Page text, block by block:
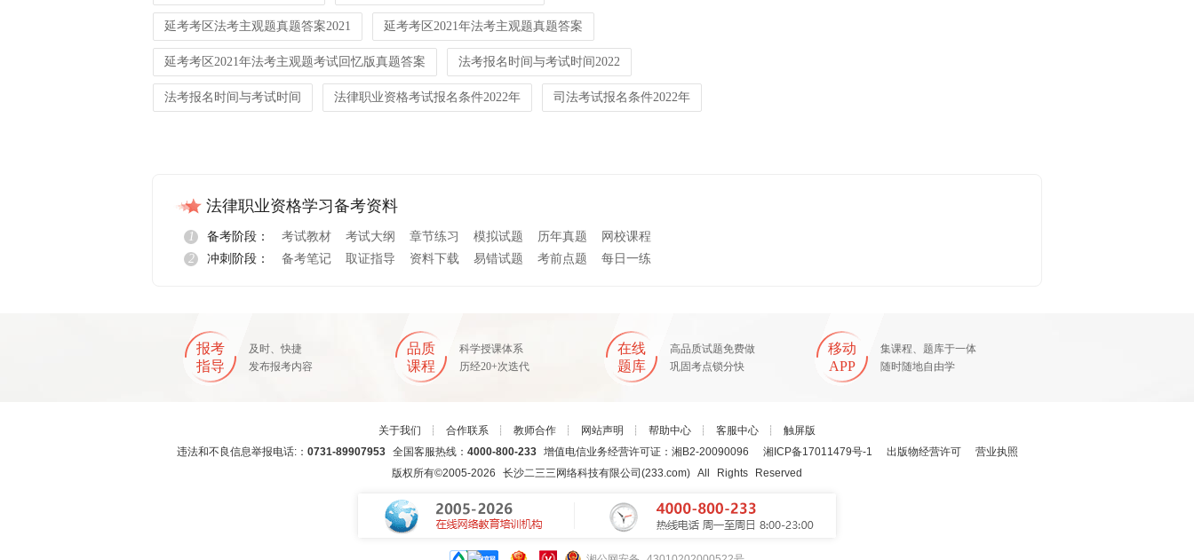
延考考区法考主观题真题答案2021 延考考区2021年法考主观题真题答案
延考考区2021年法考主观题考试回忆版真题答案 法考报名时间与考试时间2022
法考报名时间与考试时间 法律职业资格考试报名条件2022年 司法考试报名条件2022年
法律职业资格学习备考资料
1 备考阶段： 考试教材 考试大纲 章节练习 模拟试题 历年真题
网校课程
2
冲刺阶段： 备考笔记 取证指导 资料下载 易错试题 考前点题 每日一练
报考
指导
及时、快捷
发布报考内容
品质
课程
科学授课体系
历经20+次迭代
在线
题库
高品质试题免费做
巩固考点锁分快
移动
APP
集课程、题库于一体
随时随地自由学
关于我们 ┊ 合作联系 ┊ 教师合作 ┊ 网站声明 ┊ 帮助中心 ┊ 客服中心 ┊ 触屏版
违法和不良信息举报电话:： 0731-89907953全国客服热线： 4000-800-233增值电信业务经营许可证：湘B2-20090096 湘ICP备17011479号-1 出版物经营许可
营业执照
版权所有©2005-2026 长沙二三三网络科技有限公司(233.com) All Rights Reserved